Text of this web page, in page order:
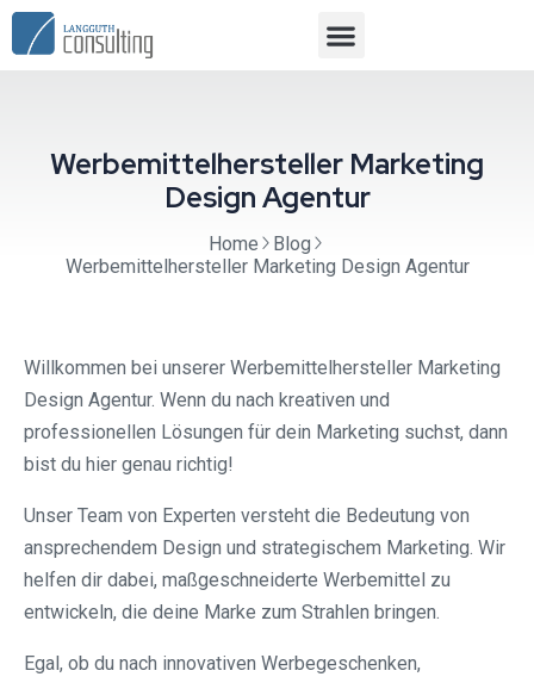
Werbemittelhersteller Marketing
Design Agentur
Home
Blog
Werbemittelhersteller Marketing Design Agentur
Willkommen bei unserer Werbemittelhersteller Marketing
Design Agentur. Wenn du nach kreativen und
professionellen Lösungen für dein Marketing suchst, dann
bist du hier genau richtig!
Unser Team von Experten versteht die Bedeutung von
ansprechendem Design und strategischem Marketing. Wir
helfen dir dabei, maßgeschneiderte Werbemittel zu
entwickeln, die deine Marke zum Strahlen bringen.
Egal, ob du nach innovativen Werbegeschenken,